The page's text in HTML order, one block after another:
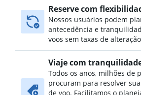
Reserve com
Nossos usuários podem
antecedência e
voos sem taxas de alteração
Viaje com
Todos os anos, milhões de
procuram para resolver
de voo. Facilitamos o